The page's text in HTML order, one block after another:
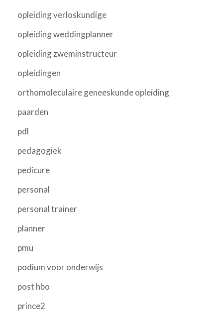
opleiding verloskundige
opleiding weddingplanner
opleiding zweminstructeur
opleidingen
orthomoleculaire geneeskunde opleiding
paarden
pdl
pedagogiek
pedicure
personal
personal trainer
planner
pmu
podium voor onderwijs
post hbo
prince2